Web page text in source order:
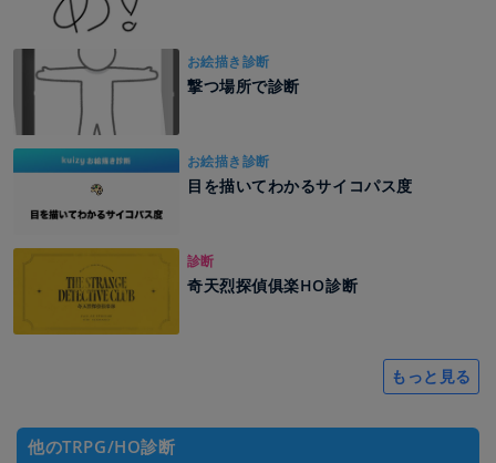
お絵描き診断
撃つ場所で診断
お絵描き診断
目を描いてわかるサイコパス度
診断
奇天烈探偵俱楽HO診断
もっと見る
他のTRPG/HO診断